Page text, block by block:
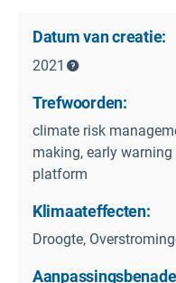
Datum van creatie:
2021
Trefwoorden:
climate risk
making, early
platform
Klimaateffecten:
Droogte,